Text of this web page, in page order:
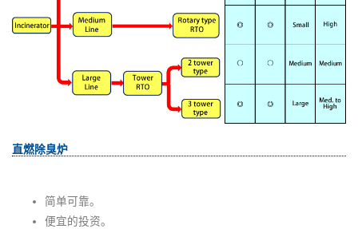
直燃除臭炉
简单可靠。
便宜的投资。